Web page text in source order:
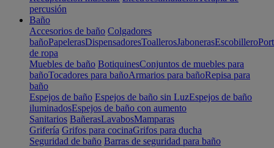
percusión
Baño
Accesorios de baño Colgadores
bañoPapelerasDispensadoresToallerosJabonerasEscobillero
de ropa
Muebles de baño BotiquinesConjuntos de muebles para
bañoTocadores para bañoArmarios para bañoRepisa para
baño
Espejos de baño Espejos de baño sin LuzEspejos de baño
iluminadosEspejos de baño con aumento
Sanitarios BañerasLavabosMamparas
Grifería Grifos para cocinaGrifos para ducha
Seguridad de baño Barras de seguridad para baño